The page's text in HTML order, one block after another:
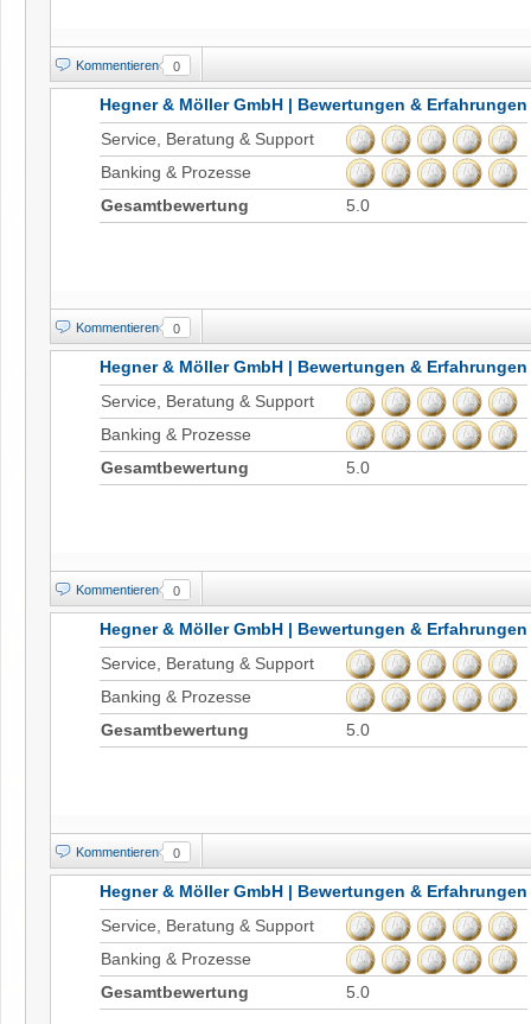
Kommentieren 0
Hegner & Möller GmbH | Bewertungen & Erfahrungen
Service, Beratung & Support
Banking & Prozesse
Gesamtbewertung
5.0
Kommentieren 0
Hegner & Möller GmbH | Bewertungen & Erfahrungen
Service, Beratung & Support
Banking & Prozesse
Gesamtbewertung
5.0
Kommentieren 0
Hegner & Möller GmbH | Bewertungen & Erfahrungen
Service, Beratung & Support
Banking & Prozesse
Gesamtbewertung
5.0
Kommentieren 0
Hegner & Möller GmbH | Bewertungen & Erfahrungen
Service, Beratung & Support
Banking & Prozesse
Gesamtbewertung
5.0